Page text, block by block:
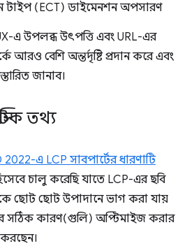
টাইপ (ECT) ডাইমেনশন অপসারণ
এ উপলব্ধ উৎপত্তি এবং URL-এর
আরও বেশি অন্তর্দৃষ্টি প্রদান করে এবং
জানাব।
তথ্য
এ LCP সাবপার্টের ধারণাটি
চালু করেছি যাতে LCP-এর ছবি
ছোট ছোট উপাদানে ভাগ করা যায়
সঠিক কারণ(গুলি) অপ্টিমাইজ করার